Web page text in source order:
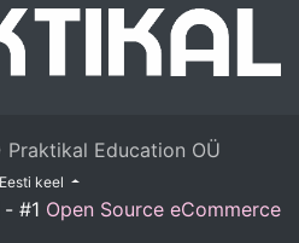
Education OÜ
Eesti keel
#1 Open Source eCommerce